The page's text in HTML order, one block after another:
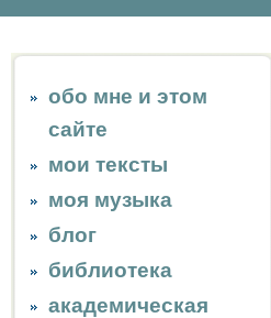
обо мне и этом
сайте
мои тексты
моя музыка
блог
библиотека
академическая